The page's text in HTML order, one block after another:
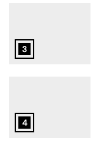
3
4